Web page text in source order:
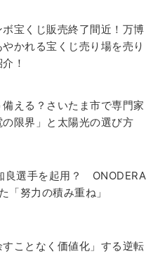
宝くじ販売終了間近！万博
かれる宝くじ売り場を売り
！
える？さいたま市で専門家
限界」と太陽光の選び方
良選手を起用？ ONODERA
「努力の積み重ね」
ことなく価値化」する逆転